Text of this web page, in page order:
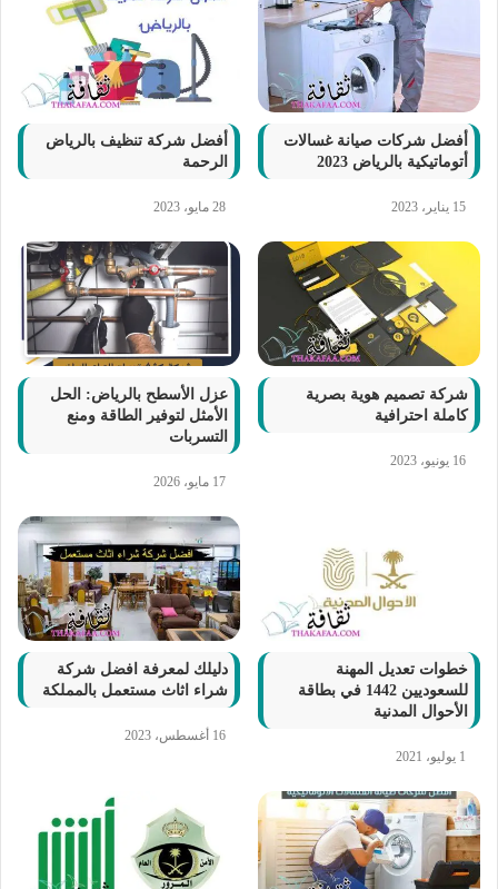
أفضل شركات صيانة غسالات
أتوماتيكية بالرياض 2023
15 يناير، 2023
أفضل شركة تنظيف بالرياض
الرحمة
28 مايو، 2023
شركة تصميم هوية بصرية
كاملة احترافية
16 يونيو، 2023
عزل الأسطح بالرياض: الحل
الأمثل لتوفير الطاقة ومنع
التسربات
17 مايو، 2026
خطوات تعديل المهنة
للسعوديين 1442 في بطاقة
الأحوال المدنية
1 يوليو، 2021
دليلك لمعرفة افضل شركة
شراء اثاث مستعمل بالمملكة
16 أغسطس، 2023